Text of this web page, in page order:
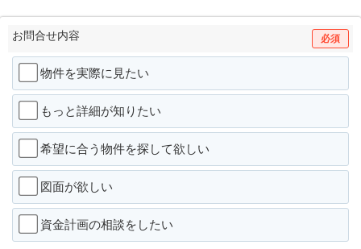
お問合せ内容 必須
物件を実際に見たい
もっと詳細が知りたい
希望に合う物件を探して欲しい
図面が欲しい
資金計画の相談をしたい